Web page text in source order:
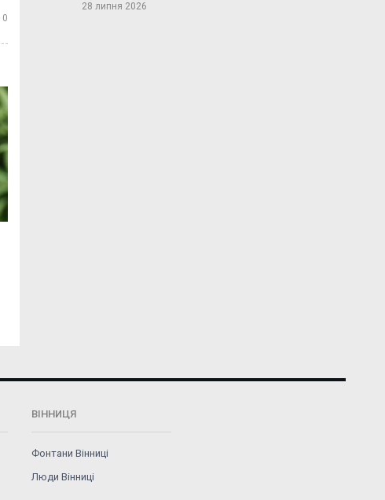
0
28 липня 2026
ВІННИЦЯ
Фонтани Вінниці
Люди Вінниці